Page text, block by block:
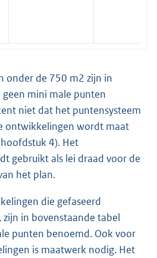
onder de 750 m2 zijn in
mini male punten
niet dat het puntensysteem
ontwikkelingen wordt maat
4). Het
gebruikt als lei draad voor de
het plan.
die gefaseerd
in bovenstaande tabel
punten benoemd. Ook voor
is maatwerk nodig. Het